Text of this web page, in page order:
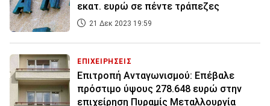
εκατ. ευρώ σε πέντε τράπεζες
21 Δεκ 2023 19:59
ΕΠΙΧΕΙΡΗΣΕΙΣ
Επιτροπή Ανταγωνισμού: Επέβαλε
πρόστιμο ύψους 278.648 ευρώ στην
επιχείρηση Πυραμίς Μεταλλουργία